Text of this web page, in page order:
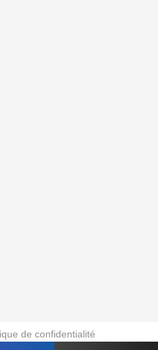
de confidentialité